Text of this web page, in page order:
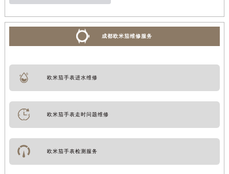
成都欧米茄维修服务
欧米茄手表进水维修
欧米茄手表走时问题维修
欧米茄手表检测服务